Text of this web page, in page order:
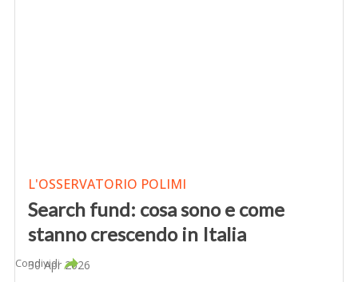
L'OSSERVATORIO POLIMI
Search fund: cosa sono e come
stanno crescendo in Italia
30 Apr 2026
Condividi